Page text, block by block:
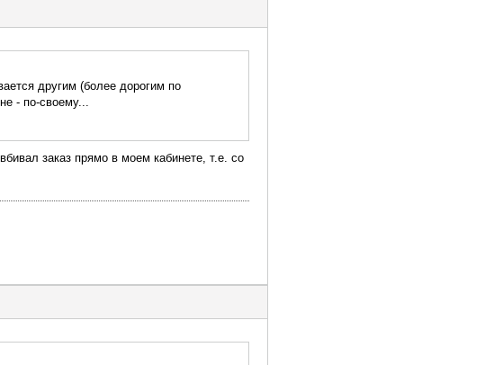
другим (более дорогим по
- по-своему...
заказ прямо в моем кабинете, т.е. со